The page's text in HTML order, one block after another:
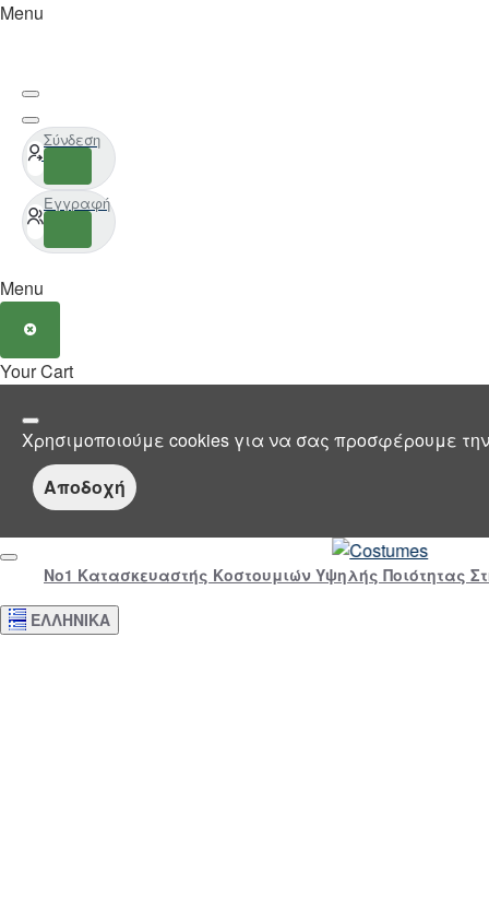
Menu
Σύνδεση
Εγγραφή
Menu
Your Cart
Χρησιμοποιούμε cookies για να σας προσφέρουμε
Αποδοχή
Νο1 Κατασκευαστής Κοστουμιών Υψηλής Ποιότητας
ΕΛΛΗΝΙΚΆ